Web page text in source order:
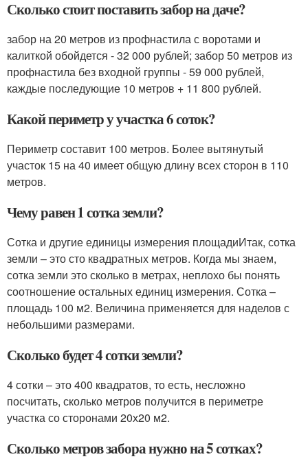
Сколько стоит поставить забор на даче?
забор на 20 метров из профнастила с воротами и
калиткой обойдется - 32 000 рублей; забор 50 метров из
профнастила без входной группы - 59 000 рублей,
каждые последующие 10 метров + 11 800 рублей.
Какой периметр у участка 6 соток?
Периметр составит 100 метров. Более вытянутый
участок 15 на 40 имеет общую длину всех сторон в 110
метров.
Чему равен 1 сотка земли?
Сотка и другие единицы измерения площадиИтак, сотка
земли – это сто квадратных метров. Когда мы знаем,
сотка земли это сколько в метрах, неплохо бы понять
соотношение остальных единиц измерения. Сотка –
площадь 100 м2. Величина применяется для наделов с
небольшими размерами.
Сколько будет 4 сотки земли?
4 сотки – это 400 квадратов, то есть, несложно
посчитать, сколько метров получится в периметре
участка со сторонами 20х20 м2.
Сколько метров забора нужно на 5 сотках?